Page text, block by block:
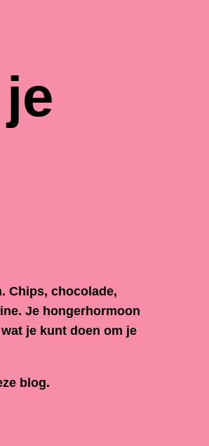
Chips, chocolade,
Je hongerhormoon
je kunt doen om je
blog.